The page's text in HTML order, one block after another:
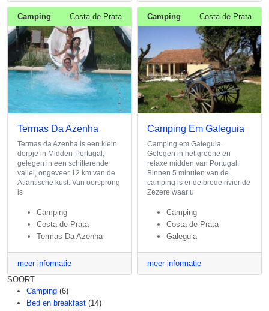
Camping Costa de Prata
Termas Da Azenha
Termas da Azenha is een klein
dorpje in Midden-Portugal,
gelegen in een schitterende
vallei, ongeveer 12 km van de
Atlantische kust. Van oorsprong
is
Camping
Costa de Prata
Termas Da Azenha
meer informatie
Camping Costa de Prata
Camping Em Galeguia
Camping em Galeguia.
Gelegen in het groene en
relaxe midden van Portugal.
Binnen 5 minuten van de
camping is er de brede rivier de
Zezere waar u
Camping
Costa de Prata
Galeguia
meer informatie
SOORT
Camping (6)
Bed en breakfast (14)